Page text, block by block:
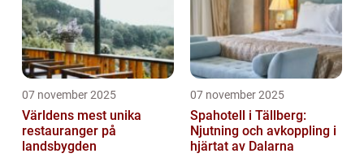
07 november 2025
Världens mest unika
restauranger på
landsbygden
07 november 2025
Spahotell i Tällberg:
Njutning och avkoppling i
hjärtat av Dalarna